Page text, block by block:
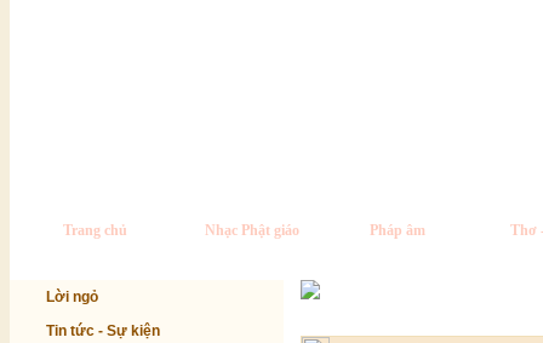
Trang chủ Nhạc Phật giáo Pháp âm Thơ
Lời ngỏ
Tin tức - Sự kiện